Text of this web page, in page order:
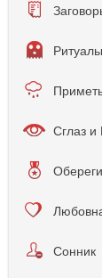
Ритуалы
Сглаз и
Обереги
Сонник